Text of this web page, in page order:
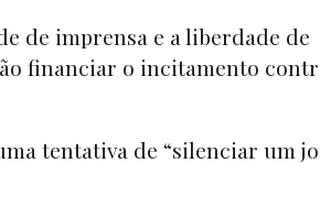
de imprensa e a liberdade de
financiar o incitamento
tentativa de “silenciar um